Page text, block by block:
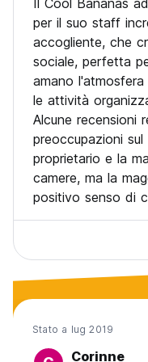
Pagamento alla
debito.
Tasse incluse.
Nessun coprifuoco.
Il rumore deve essere
Vieni a stare con il
translated from original
Il Cool Bananas
per il suo staff
accogliente, che
sociale, perfetta
amano
le attività
Alcune recensioni
preoccupazioni
proprietario e la
camere, ma la
positivo senso di
Stato a lug 2019
Corinne